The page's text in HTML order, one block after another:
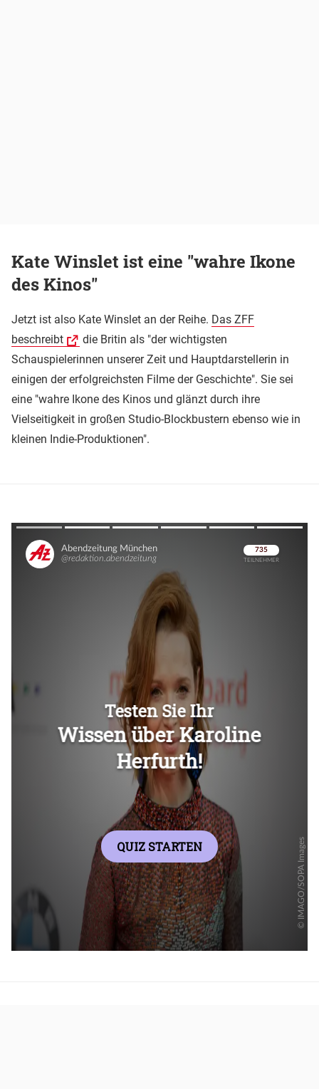
Kate Winslet ist eine "wahre Ikone
des Kinos"
Jetzt ist also Kate Winslet an der Reihe. Das ZFF
beschreibt
die Britin als "der wichtigsten
Schauspielerinnen unserer Zeit und Hauptdarstellerin in
einigen der erfolgreichsten Filme der Geschichte". Sie sei
eine "wahre Ikone des Kinos und glänzt durch ihre
Vielseitigkeit in großen Studio-Blockbustern ebenso wie in
kleinen Indie-Produktionen".
Überspringen
Überspringen